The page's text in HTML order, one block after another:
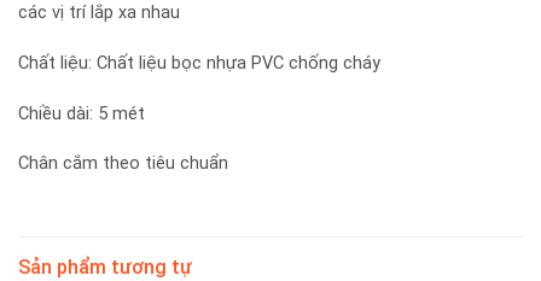
các vị trí lắp xa nhau
Chất liệu: Chất liệu bọc nhựa PVC chống cháy
Chiều dài: 5 mét
Chân cắm theo tiêu chuẩn
Sản phẩm tương tự